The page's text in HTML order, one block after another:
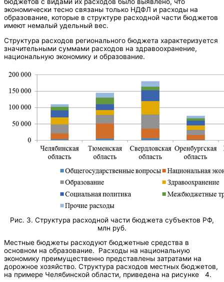
экономически тесно связаны только НДФЛ и расходы на
образование, которые в структуре расходной части бюджетов
имеют немалый удельный вес.
Структура расходов регионального бюджета характеризуется
значительными суммами расходов на здравоохранение,
национальную экономику и образование.
Рис. 3. Структура расходной части бюджета субъектов РФ,
млн руб.
Местные бюджеты расходуют бюджетные средства в
основном на образование. Расходы на национальную
экономику преимущественно представлены затратами на
дорожное хозяйство. Структура расходов местных бюджетов,
на примере Челябинской области, приведена на рисунке 4.